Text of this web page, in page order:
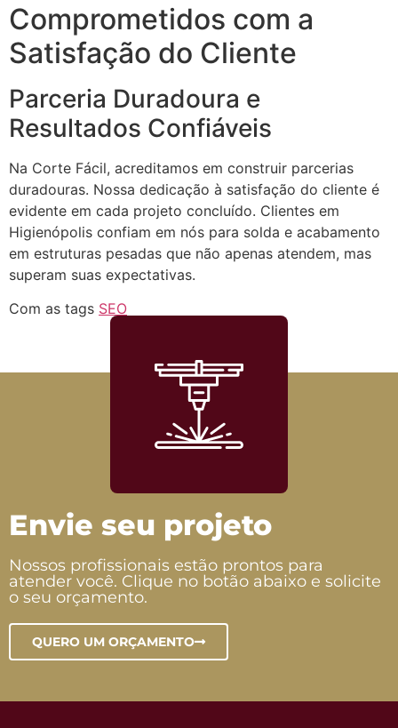
Comprometidos com a
Satisfação do Cliente
Parceria Duradoura e
Resultados Confiáveis
Na Corte Fácil, acreditamos em construir parcerias
duradouras. Nossa dedicação à satisfação do cliente é
evidente em cada projeto concluído. Clientes em
Higienópolis confiam em nós para solda e acabamento
em estruturas pesadas que não apenas atendem, mas
superam suas expectativas.
Com as tags SEO
Envie seu projeto
Nossos profissionais estão prontos para
atender você. Clique no botão abaixo e solicite
o seu orçamento.
QUERO UM ORÇAMENTO